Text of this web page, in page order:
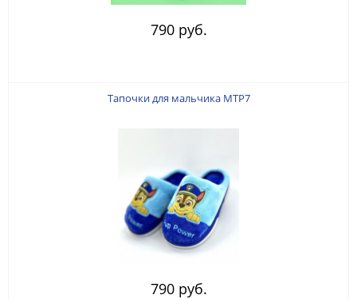
790 руб.
Тапочки для мальчика MTP7
790 руб.